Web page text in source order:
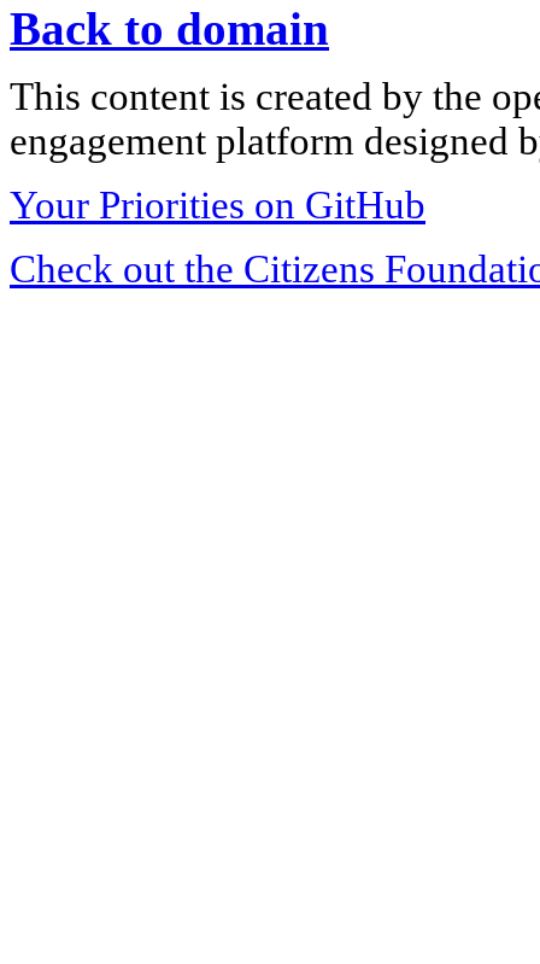
Back to domain
This content is created by the
engagement platform designed
Your Priorities on GitHub
Check out the Citizens